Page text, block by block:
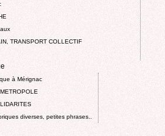
TRANSPORT COLLECTIF
à Mérignac
diverses, petites phrases..